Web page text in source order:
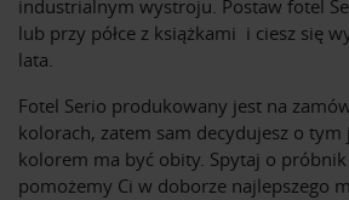
industrialnym wystroju. Postaw fotel
lub przy półce z książkami i ciesz się
lata.
Fotel Serio produkowany jest na
kolorach, zatem sam decydujesz o tym
kolorem ma być obity. Spytaj o
pomożemy Ci w doborze najlepszego